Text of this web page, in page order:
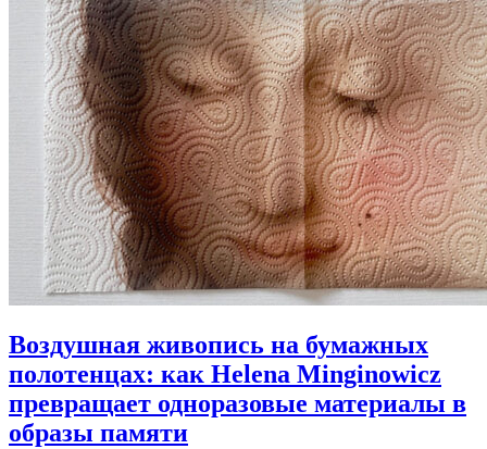
Воздушная живопись на бумажных
полотенцах: как Helena Minginowicz
превращает одноразовые материалы в
образы памяти